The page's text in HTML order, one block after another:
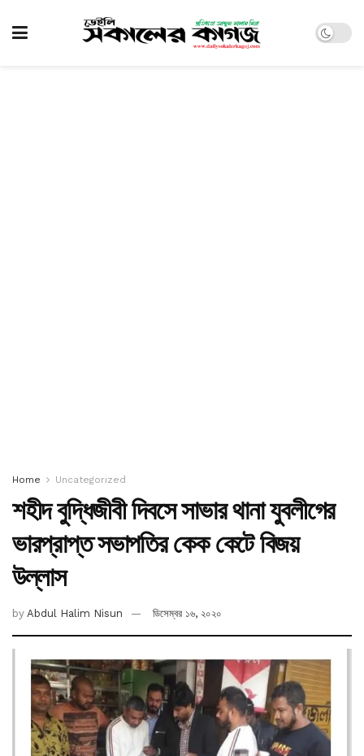
Home Uncategorized
শহীদ বুদ্ধিজীবী দিবসে সাভার থানা যুবলীগের
ভারপ্রাপ্ত সভাপতির কেক কেটে বিজয়
উল্লাস
by Abdul Halim Nisun ডিসেম্বর ১৬, ২০২০